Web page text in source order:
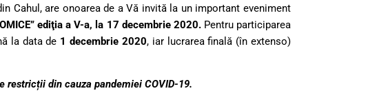
Cahul, are onoarea de a Vă invită la un important eveniment
ediţia a V-a, la 17 decembrie 2020.Pentru participarea
la data de 1 decembrie 2020, iar lucrarea finală (în extenso)
restricții din cauza pandemiei COVID-19.